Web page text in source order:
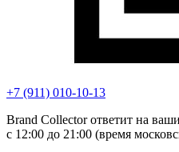
+7 (911) 010-10-13
Brand Collector ответит на
с 12:00 до 21:00 (время